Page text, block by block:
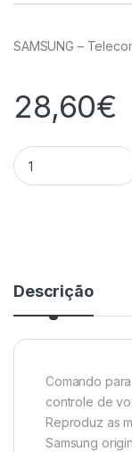
SAMSUNG –
28,60€
Telecomando
Descrição
Comando
controle de
Reproduz as
Samsung